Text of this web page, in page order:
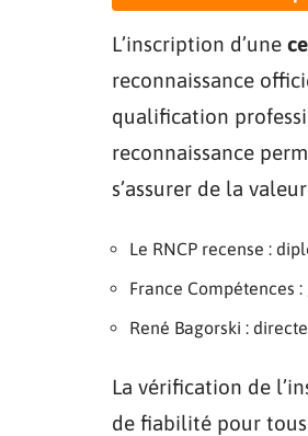
L’inscription d’une
reconnaissance
qualification
reconnaissance
s’assurer de la
Le RNCP recense :
France Compétences
René Bagorski :
La vérification de
de fiabilité pour tous